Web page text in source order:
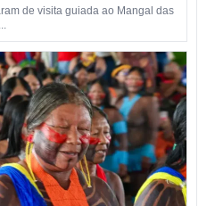
de visita guiada ao Mangal das